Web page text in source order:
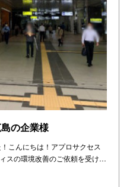
の企業様
こんにちは！アプロサクセス
スの環境改善のご依頼を受け…